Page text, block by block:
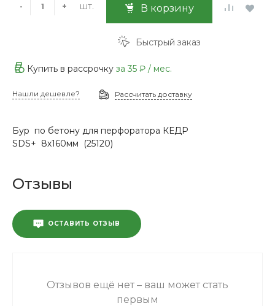
- + шт. В корзину
Быстрый заказ
Купить в рассрочку за 35 ₽ / мес.
Нашли дешевле? Рассчитать доставку
Бур по бетону для перфоратора КЕДР
SDS+ 8х160мм (25120)
Отзывы
ОСТАВИТЬ ОТЗЫВ
Отзывов ещё нет – ваш может стать
первым